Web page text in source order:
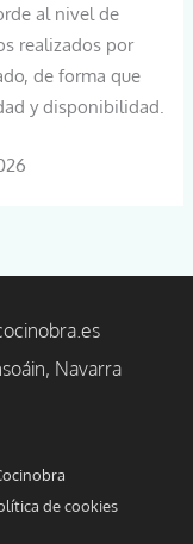
al nivel de
realizados por
de forma que
y disponibilidad.
Navarra
de cookies